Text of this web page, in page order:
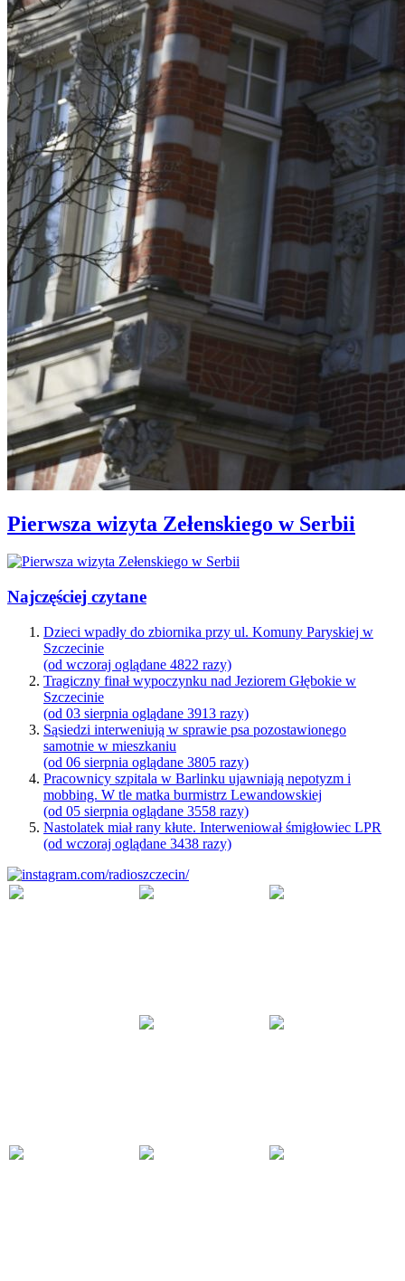
Pierwsza wizyta Zełenskiego w Serbii
Najczęściej czytane
Dzieci wpadły do zbiornika przy ul. Komuny Paryskiej w
Szczecinie
(od wczoraj oglądane 4822 razy)
Tragiczny finał wypoczynku nad Jeziorem Głębokie w
Szczecinie
(od 03 sierpnia oglądane 3913 razy)
Sąsiedzi interweniują w sprawie psa pozostawionego
samotnie w mieszkaniu
(od 06 sierpnia oglądane 3805 razy)
Pracownicy szpitala w Barlinku ujawniają nepotyzm i
mobbing. W tle matka burmistrz Lewandowskiej
(od 05 sierpnia oglądane 3558 razy)
Nastolatek miał rany kłute. Interweniował śmigłowiec LPR
(od wczoraj oglądane 3438 razy)